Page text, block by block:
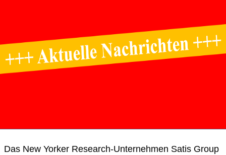
Das New Yorker Research-Unternehmen Satis Group